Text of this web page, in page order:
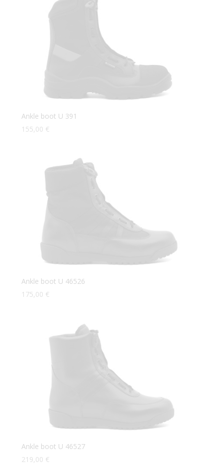
Ankle boot U 391
155,00 €
Ankle boot U 46526
175,00 €
Ankle boot U 46527
219,00 €